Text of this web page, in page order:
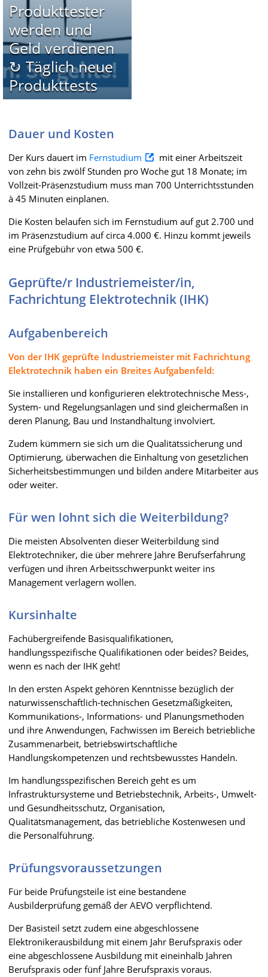
Produkttester
werden und
Geld verdienen
↻ Täglich neue
Produkttests
Dauer und Kosten
Der Kurs dauert im Fernstudium
mit einer Arbeitszeit
von zehn bis zwölf Stunden pro Woche gut 18 Monate; im
Vollzeit-Präsenzstudium muss man 700 Unterrichtsstunden
à 45 Minuten einplanen.
Die Kosten belaufen sich im Fernstudium auf gut 2.700 und
im Präsenzstudium auf circa 4.000 €. Hinzu kommt jeweils
eine Prüfgebühr von etwa 500 €.
Geprüfte/r Industriemeister/in,
Fachrichtung Elektrotechnik (IHK)
Aufgabenbereich
Von der IHK geprüfte Industriemeister mit Fachrichtung
Elektrotechnik haben ein Breites Aufgabenfeld:
Sie installieren und konfigurieren elektrotechnische Mess-,
System- und Regelungsanlagen und sind gleichermaßen in
deren Planung, Bau und Instandhaltung involviert.
Zudem kümmern sie sich um die Qualitätssicherung und
Optimierung, überwachen die Einhaltung von gesetzlichen
Sicherheitsbestimmungen und bilden andere Mitarbeiter aus
oder weiter.
Für wen lohnt sich die Weiterbildung?
Die meisten Absolventen dieser Weiterbildung sind
Elektrotechniker, die über mehrere Jahre Berufserfahrung
verfügen und ihren Arbeitsschwerpunkt weiter ins
Management verlagern wollen.
Kursinhalte
Fachübergreifende Basisqualifikationen,
handlungsspezifische Qualifikationen oder beides? Beides,
wenn es nach der IHK geht!
In den ersten Aspekt gehören Kenntnisse bezüglich der
naturwissenschaftlich-technischen Gesetzmäßigkeiten,
Kommunikations-, Informations- und Planungsmethoden
und ihre Anwendungen, Fachwissen im Bereich betriebliche
Zusammenarbeit, betriebswirtschaftliche
Handlungskompetenzen und rechtsbewusstes Handeln.
Im handlungsspezifischen Bereich geht es um
Infrastruktursysteme und Betriebstechnik, Arbeits-, Umwelt-
und Gesundheitsschutz, Organisation,
Qualitätsmanagement, das betriebliche Kostenwesen und
die Personalführung.
Prüfungsvoraussetzungen
Für beide Prüfungsteile ist eine bestandene
Ausbilderprüfung gemäß der AEVO verpflichtend.
Der Basisteil setzt zudem eine abgeschlossene
Elektronikerausbildung mit einem Jahr Berufspraxis oder
eine abgeschlossene Ausbildung mit eineinhalb Jahren
Berufspraxis oder fünf Jahre Berufspraxis voraus.